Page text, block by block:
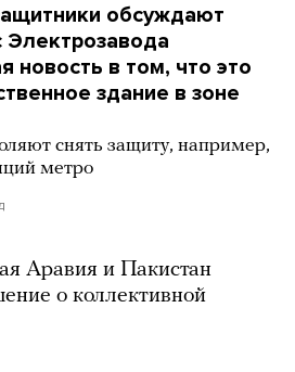
обсуждают
новость в том, что это
здание в зоне
снять защиту, например,
метро
Аравия и Пакистан
о коллективной